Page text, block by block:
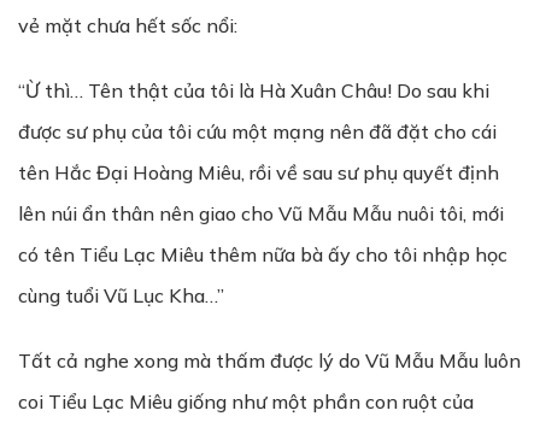
vẻ mặt chưa hết sốc nổi:
“Ừ thì… Tên thật của tôi là Hà Xuân Châu! Do sau khi
được sư phụ của tôi cứu một mạng nên đã đặt cho cái
tên Hắc Đại Hoàng Miêu, rồi về sau sư phụ quyết định
lên núi ẩn thân nên giao cho Vũ Mẫu Mẫu nuôi tôi, mới
có tên Tiểu Lạc Miêu thêm nữa bà ấy cho tôi nhập học
cùng tuổi Vũ Lục Kha…”
Tất cả nghe xong mà thấm được lý do Vũ Mẫu Mẫu luôn
coi Tiểu Lạc Miêu giống như một phần con ruột của